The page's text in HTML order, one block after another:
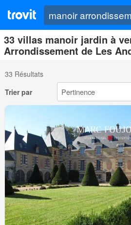
33 villas manoir jardin à
Arrondissement de Les
33 Résultats
Trier par